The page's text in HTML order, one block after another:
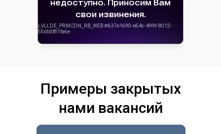
Примеры закрытых
нами вакансий